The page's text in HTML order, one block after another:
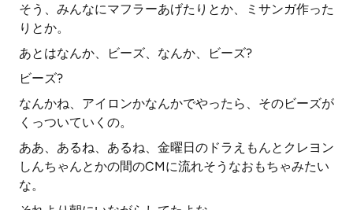
そう、みんなにマフラーあげたりとか、ミサンガ作った
りとか。
あとはなんか、ビーズ、なんか、ビーズ?
ビーズ?
なんかね、アイロンかなんかでやったら、そのビーズが
くっついていくの。
ああ、あるね、あるね、金曜日のドラえもんとクレヨン
しんちゃんとかの間のCMに流れそうなおもちゃみたい
な。